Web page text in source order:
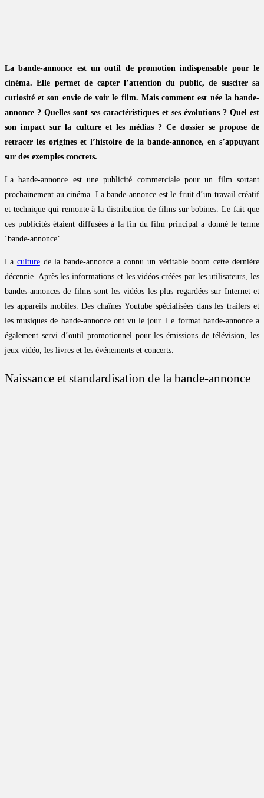
La bande-annonce est un outil de promotion indispensable pour le
cinéma. Elle permet de capter l’attention du public, de susciter sa
curiosité et son envie de voir le film. Mais comment est née la bande-
annonce ? Quelles sont ses caractéristiques et ses évolutions ? Quel est
son impact sur la culture et les médias ? Ce dossier se propose de
retracer les origines et l’histoire de la bande-annonce, en s’appuyant
sur des exemples concrets.
La bande-annonce est une publicité commerciale pour un film sortant
prochainement au cinéma. La bande-annonce est le fruit d’un travail créatif
et technique qui remonte à la distribution de films sur bobines. Le fait que
ces publicités étaient diffusées à la fin du film principal a donné le terme
‘bande-annonce’.
La culturede la bande-annonce a connu un véritable boom cette dernière
décennie. Après les informations et les vidéos créées par les utilisateurs, les
bandes-annonces de films sont les vidéos les plus regardées sur Internet et
les appareils mobiles. Des chaînes Youtube spécialisées dans les trailers et
les musiques de bande-annonce ont vu le jour. Le format bande-annonce a
également servi d’outil promotionnel pour les émissions de télévision, les
jeux vidéo, les livres et les événements et concerts.
Naissance et standardisation de la bande-annonce